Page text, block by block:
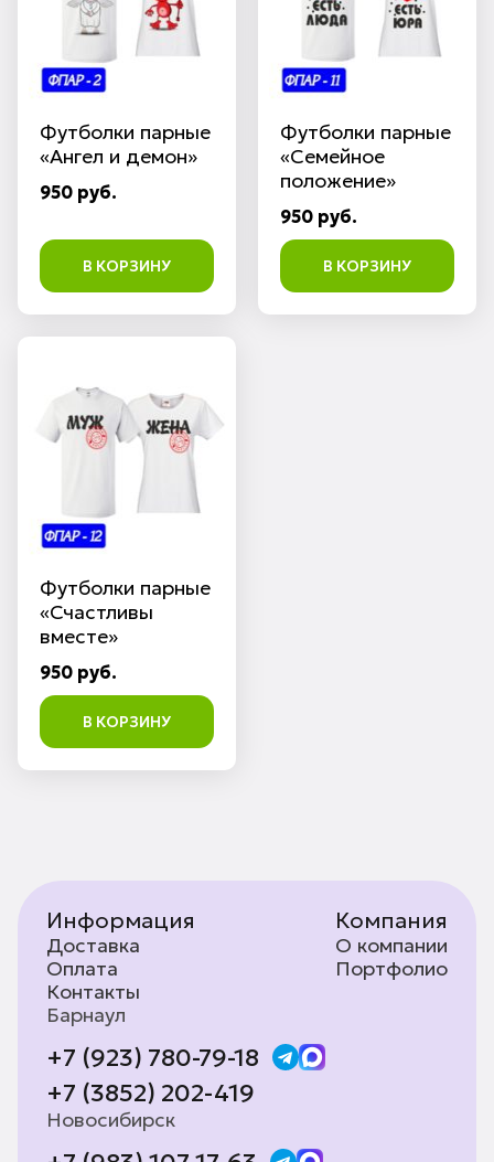
Футболки парные
«Ангел и демон»
950 руб.
В КОРЗИНУ
Футболки парные
«Семейное
положение»
950 руб.
В КОРЗИНУ
Футболки парные
«Счастливы
вместе»
950 руб.
В КОРЗИНУ
Информация
Доставка
Оплата
Контакты
Компания
О компании
Портфолио
Барнаул
+7 (923) 780-79-18
+7 (3852) 202-419
Новосибирск